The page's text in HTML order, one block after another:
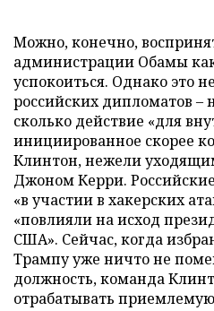
Можно, конечно,
администрации Обамы
успокоиться. Однако это
российских дипломатов –
сколько действие «для
инициированное скорее
Клинтон, нежели
Джоном Керри.
«в участии в хакерских
«повлияли на исход
США». Сейчас, когда
Трампу уже ничто не
должность, команда
отрабатывать